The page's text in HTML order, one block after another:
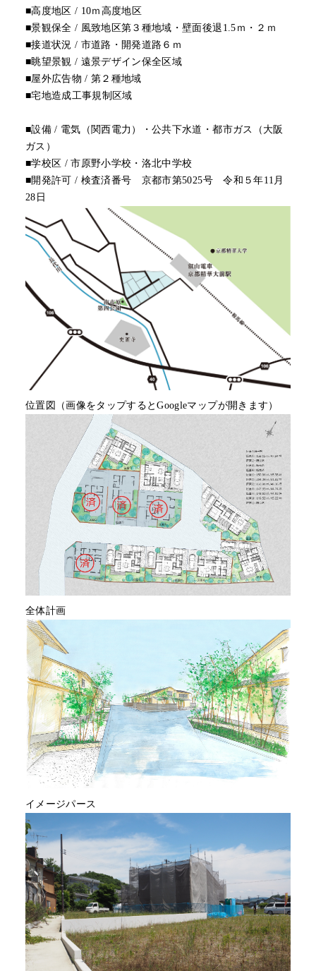
■高度地区 / 10ｍ高度地区
■景観保全 / 風致地区第３種地域・壁面後退1.5ｍ・２ｍ
■接道状況 / 市道路・開発道路６ｍ
■眺望景観 / 遠景デザイン保全区域
■屋外広告物 / 第２種地域
■宅地造成工事規制区域
■設備 / 電気（関西電力）・公共下水道・都市ガス（大阪
ガス）
■学校区 / 市原野小学校・洛北中学校
■開発許可 / 検査済番号 京都市第5025号 令和５年11月
28日
位置図（画像をタップするとGoogleマップが開きます）
全体計画
イメージパース